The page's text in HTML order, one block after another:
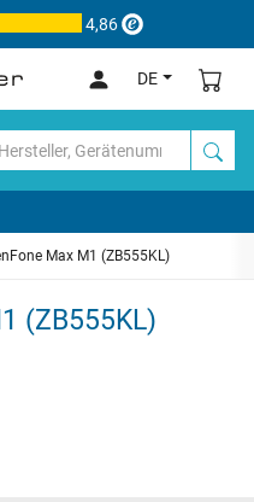
4,86
DE
Max M1 (ZB555KL)
(ZB555KL)